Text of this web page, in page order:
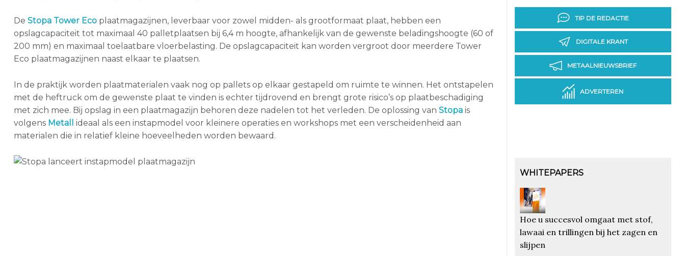
De Stopa Tower Ecoplaatmagazijnen, leverbaar voor zowel midden- als grootformaat plaat, hebben een
opslagcapaciteit tot maximaal 40 palletplaatsen bij 6,4 m hoogte, afhankelijk van de gewenste beladingshoogte (60 of
200 mm) en maximaal toelaatbare vloerbelasting. De opslagcapaciteit kan worden vergroot door meerdere Tower
Eco plaatmagazijnen naast elkaar te plaatsen.
In de praktijk worden plaatmaterialen vaak nog op pallets op elkaar gestapeld om ruimte te winnen. Het ontstapelen
met de heftruck om de gewenste plaat te vinden is echter tijdrovend en brengt grote risico’s op plaatbeschadiging
met zich mee. Bij opslag in een plaatmagazijn behoren deze nadelen tot het verleden. De oplossing van Stopais
volgens Metall
ideaal als een instapmodel voor kleinere operaties en workshops met een verscheidenheid aan
materialen die in relatief kleine hoeveelheden worden bewaard.
TIP DE REDACTIE
DIGITALE KRANT
METAALNIEUWSBRIEF
ADVERTEREN
WHITEPAPERS
Hoe u succesvol omgaat met stof,
lawaai en trillingen bij het zagen en
slijpen